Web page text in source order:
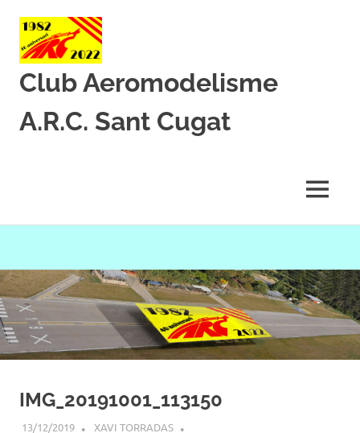
Skip
to
content
Club Aeromodelisme
A.R.C. Sant Cugat
MENU
IMG_20191001_113150
13/12/2019 XAVI TORRADAS